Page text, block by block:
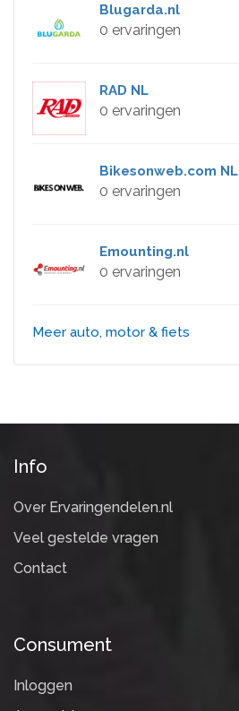
Blugarda.nl
0 ervaringen
RAD NL
0 ervaringen
Bikesonweb.com NL
0 ervaringen
Emounting.nl
0 ervaringen
Meer auto, motor & fiets
Info
Over Ervaringendelen.nl
Veel gestelde vragen
Contact
Consument
Inloggen